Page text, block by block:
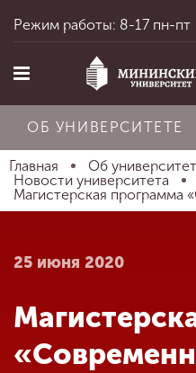
Главная
Абитуриенту
Режим работы: 8-17 пн-пт
ОБ УНИВЕРСИТЕТЕ
Главная
Об
Новости университета
Магистерская программа
25 июня 2020